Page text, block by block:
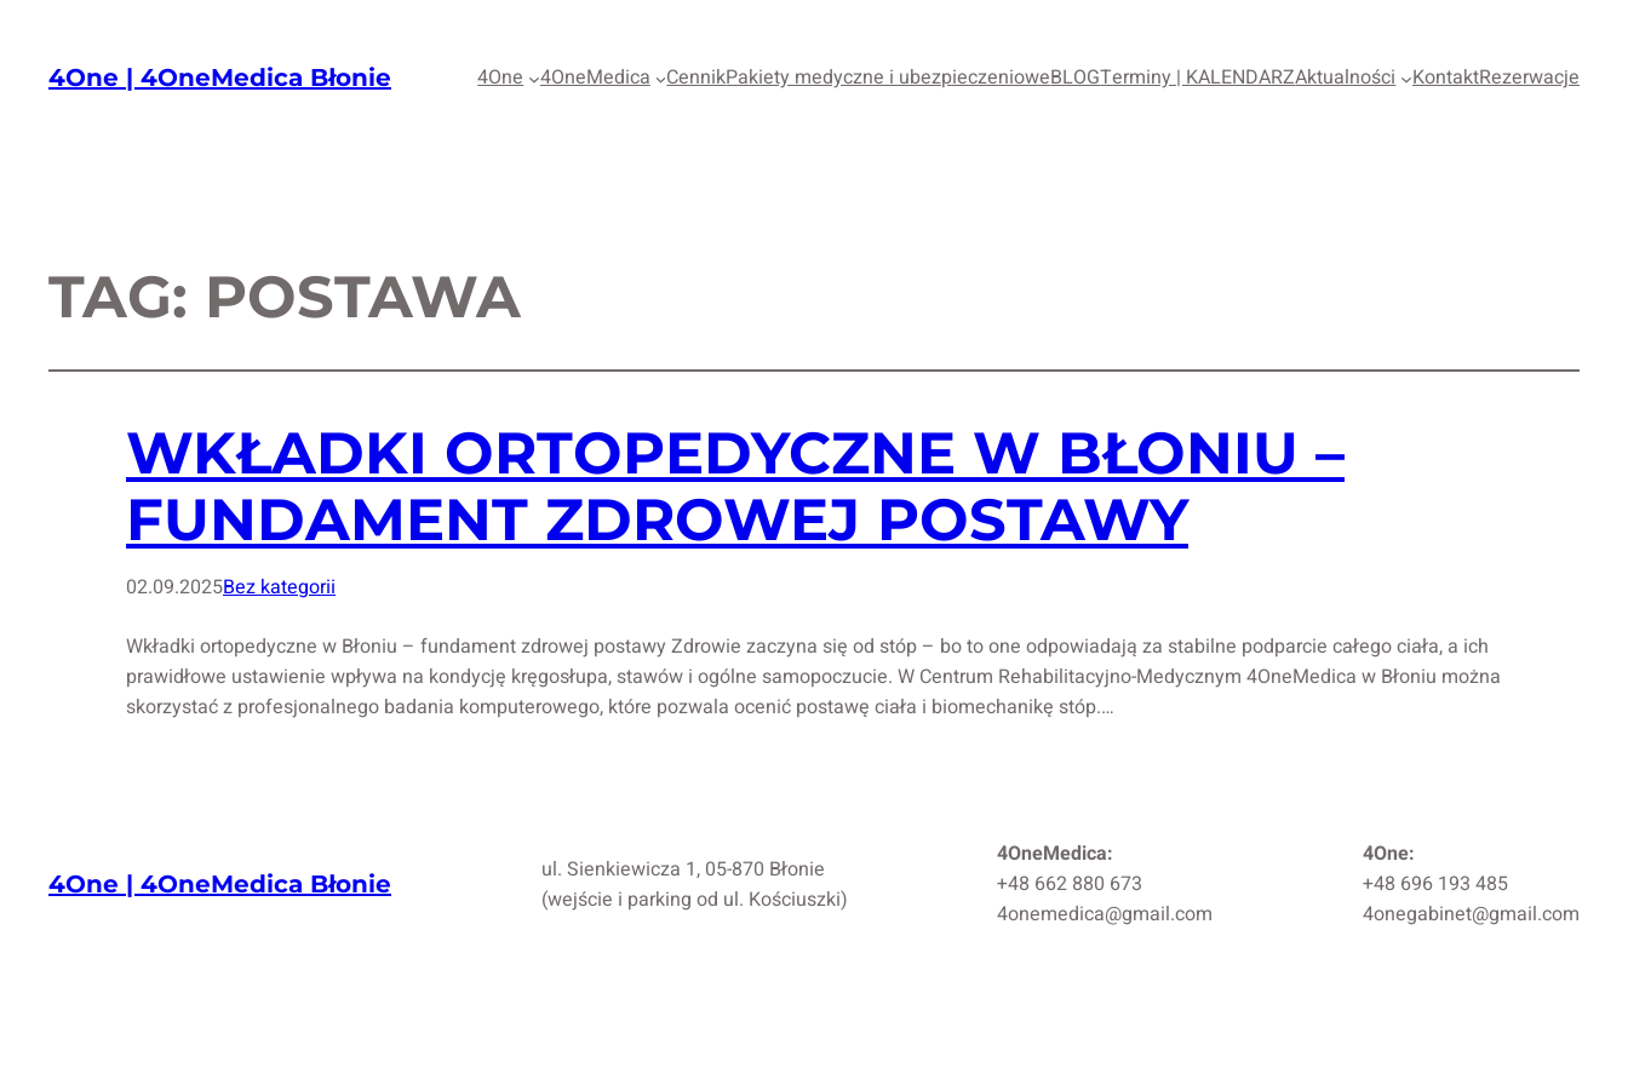
4One | 4OneMedica Błonie 4One 4OneMedica CennikPakiety medyczne i ubezpieczenioweBLOGTerminy | KALENDARZAktualności KontaktRezerwacje
TAG: POSTAWA
WKŁADKI ORTOPEDYCZNE W BŁONIU –
FUNDAMENT ZDROWEJ POSTAWY
02.09.2025Bez kategorii
Wkładki ortopedyczne w Błoniu – fundament zdrowej postawy Zdrowie zaczyna się od stóp – bo to one odpowiadają za stabilne podparcie całego ciała, a ich
prawidłowe ustawienie wpływa na kondycję kręgosłupa, stawów i ogólne samopoczucie. W Centrum Rehabilitacyjno-Medycznym 4OneMedica w Błoniu można
skorzystać z profesjonalnego badania komputerowego, które pozwala ocenić postawę ciała i biomechanikę stóp.…
4One | 4OneMedica Błonie
ul. Sienkiewicza 1, 05-870 Błonie
(wejście i parking od ul. Kościuszki)
4OneMedica:
+48 662 880 673
4onemedica@gmail.com
4One:
+48 696 193 485
4onegabinet@gmail.com